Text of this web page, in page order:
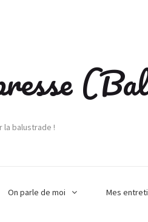
la balustrade !
On parle de moi Mes